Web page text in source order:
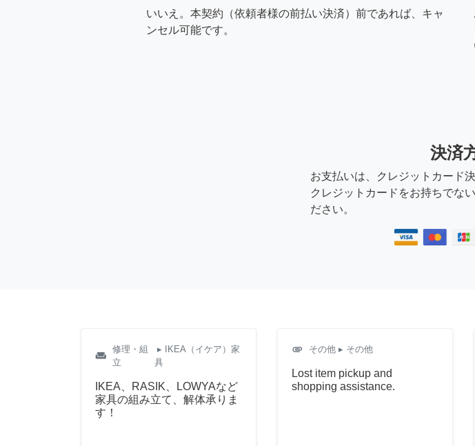
いいえ。本契約（依頼者様の前払い決済）前であれば、キャ
ンセル可能です。
決済
お支払いは、クレジットカード
クレジットカードをお持ちでな
ださい。
weekend
修理・組
立
▸ IKEA（イケア）家
具
IKEA、RASIK、LOWYAなど
家具の組み立て、解体承りま
す！
attachment その他 ▸ その他
Lost item pickup and
shopping assistance.